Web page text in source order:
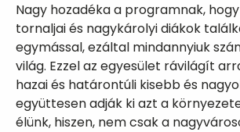
Nagy hozadéka a programnak,
tornaljai és nagykárolyi diákok
egymással, ezáltal mindannyiuk
világ. Ezzel az egyesület rávilágít
hazai és határontúli kisebb és
együttesen adják ki azt a
élünk, hiszen, nem csak a